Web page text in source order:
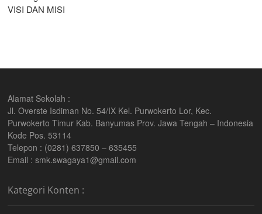
VISI DAN MISI
Alamat Sekolah :
Jl. Overste Isdiman No. 54/IX Kel. Purwokerto Lor, Kec.
Purwokerto Timur Kab. Banyumas Prov. Jawa Tengah – Indonesia
Kode Pos. 53114
Telepon : (0281) 637850 – 635455
Email : smk.swagaya1@gmail.com
Kategori Konten :